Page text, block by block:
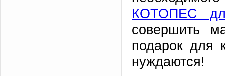
КОТОПЕС
совершить
подарок для
нуждаются!